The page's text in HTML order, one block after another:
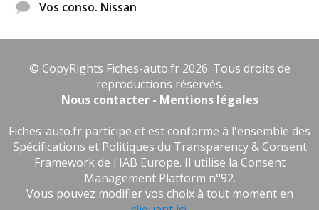
Vos conso. Nissan
© CopyRights Fiches-auto.fr 2026. Tous droits de
reproductions réservés.
Nous contacter - Mentions légales
Fiches-auto.fr participe et est conforme à l'ensemble des
Spécifications et Politiques du Transparency & Consent
Framework de l'IAB Europe. Il utilise la Consent
Management Platform n°92.
Vous pouvez modifier vos choix à tout moment en